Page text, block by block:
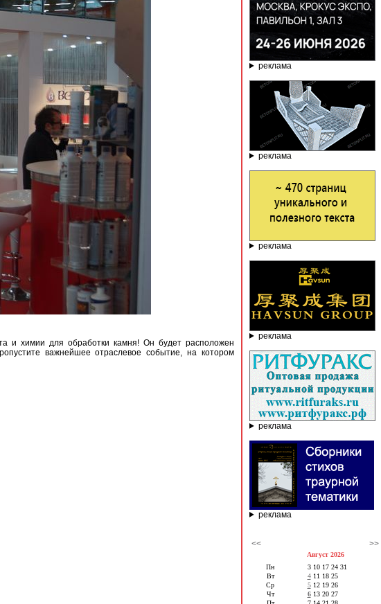
и химии для обработки камня! Он будет расположен
важнейшее отраслевое событие, на котором
реклама
реклама
реклама
реклама
реклама
реклама
<< >>
Август 2026
Пн
Вт
Ср
Чт
3 10 17 24 31
4 11 18 25
5 12 19 26
6 13 20 27